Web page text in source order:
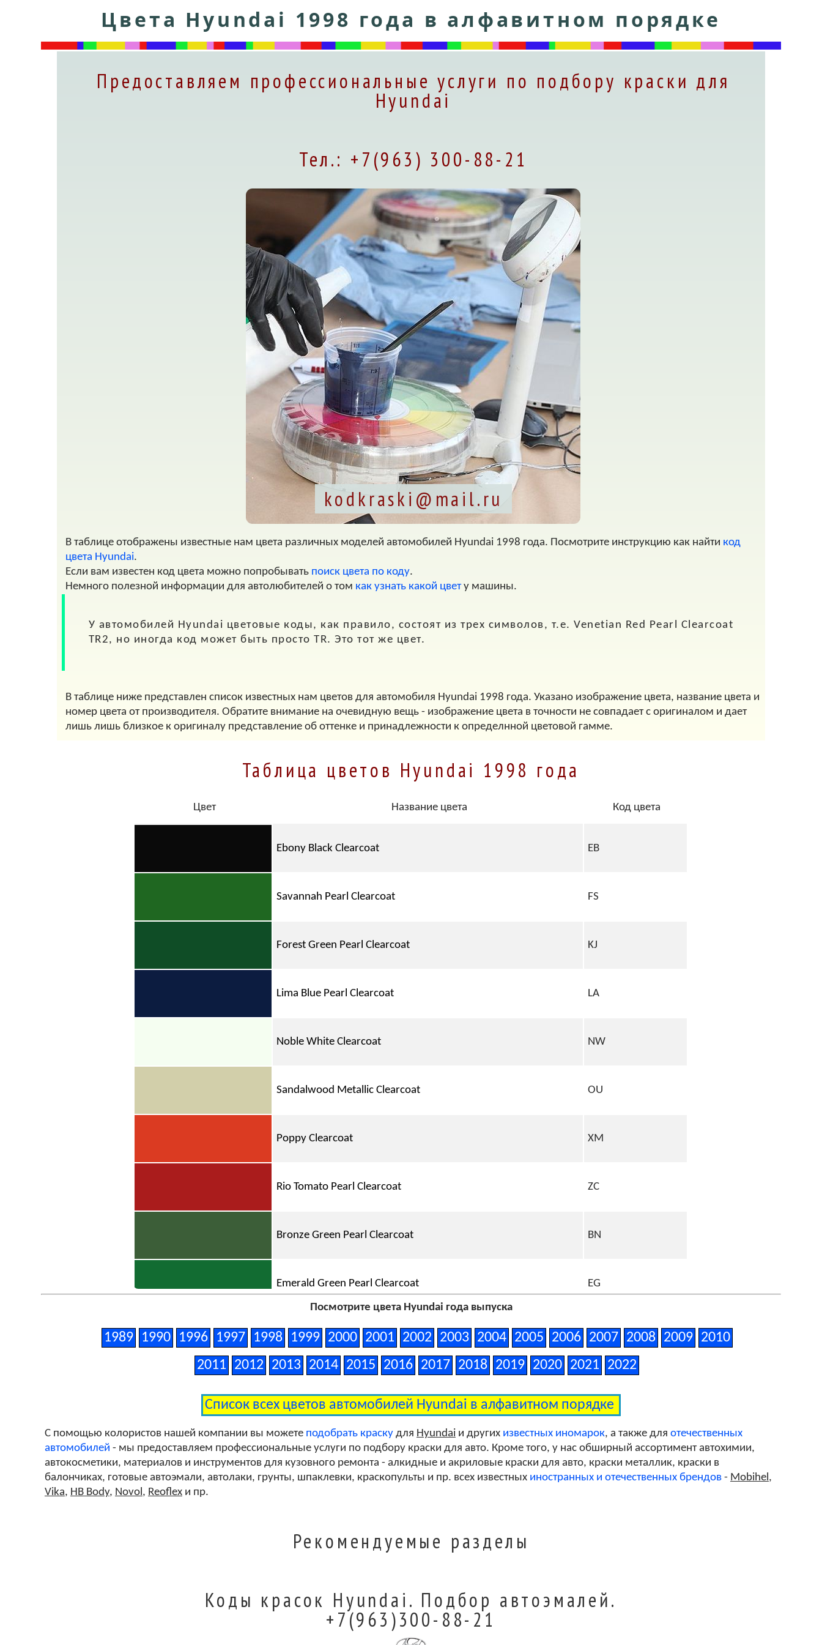
Цвета Hyundai 1998 года в алфавитном порядке
Предоставляем профессиональные услуги по подбору краски для
Hyundai
Тел.: +7(963) 300-88-21
kodkraski@mail.ru
В таблице отображены известные нам цвета различных моделей автомобилей Hyundai 1998 года. Посмотрите инструкцию как найти код
цвета Hyundai.
Если вам известен код цвета можно попробывать поиск цвета по коду.
Немного полезной информации для автолюбителей о том как узнать какой цвету машины.
У автомобилей Hyundai цветовые коды, как правило, состоят из трех символов, т.е. Venetian Red Pearl Clearcoat
TR2, но иногда код может быть простоTR. Это тот же цвет.
В таблице ниже представлен список известных нам цветов для автомобиля Hyundai 1998 года. Указано изображение цвета, название цвета и
номер цвета от производителя. Обратите внимание на очевидную вещь - изображение цвета в точности не совпадает с оригиналом и дает
лишь лишь близкое к оригиналу представление об оттенке и принадлежности к определнной цветовой гамме.
Таблица цветов Hyundai 1998 года
Цвет Название цвета Код цвета
Ebony Black Clearcoat EB
Savannah Pearl Clearcoat FS
Forest Green Pearl Clearcoat KJ
Lima Blue Pearl Clearcoat LA
Noble White Clearcoat NW
Sandalwood Metallic Clearcoat OU
Poppy Clearcoat XM
Rio Tomato Pearl Clearcoat ZC
Bronze Green Pearl Clearcoat BN
Emerald Green Pearl Clearcoat EG
New Silver Metallic Clearcoat FK
Dynastic Blue Metallic Clearcoat QA
Stone Gray Metallic Clearcoat SH
Deep Purple Pearl Clearcoat
Посмотрите цвета Hyundai года выпуска
1989 1990 1996 1997 1998 1999 2000 2001 2002 2003 2004 2005 2006 2007 2008 2009
2010
2011 2012 2013 2014 2015 2016 2017 2018 2019 2020 2021 2022
Список всех цветов автомобилей Hyundai в алфавитном порядке
С помощью колористов нашей компании вы можете подобрать краскудля Hyundaiи других известных иномарок, а также для отечественных
автомобилей - мы предоставляем профессиональные услуги по подбору краски для авто. Кроме того, у нас обширный ассортимент автохимии,
автокосметики, материалов и инструментов для кузовного ремонта - алкидные и акриловые краски для авто, краски металлик, краски в
балончиках, готовые автоэмали, автолаки, грунты, шпаклевки, краскопульты и пр. всех известных иностранных и отечественных брендов- Mobihel ,
Vika, HB Body, Novol , Reoflexи пр.
Рекомендуемые разделы
Коды красок Hyundai. Подбор автоэмалей.
+7(963)300-88-21